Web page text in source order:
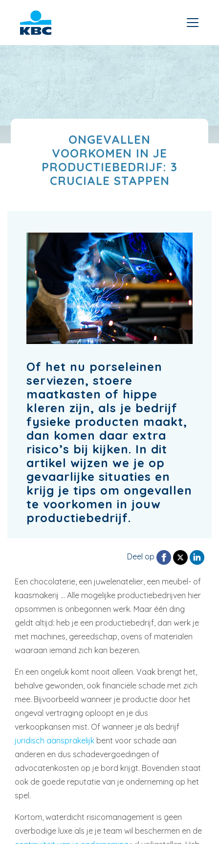
ONGEVALLEN
VOORKOMEN IN JE
PRODUCTIEBEDRIJF: 3
CRUCIALE STAPPEN
Of het nu porseleinen
serviezen, stoere
maatkasten of hippe
kleren zijn, als je bedrijf
fysieke producten maakt,
dan komen daar extra
risico’s bij kijken. In dit
artikel wijzen we je op
gevaarlijke situaties en
krijg je tips om ongevallen
te voorkomen in jouw
productiebedrijf.
Deel op
Een chocolaterie, een juwelenatelier, een meubel- of
kaasmakerij … Alle mogelijke productiebedrijven hier
opsommen is onbegonnen werk. Maar één ding
geldt altijd: heb je een productiebedrijf, dan werk je
met machines, gereedschap, ovens of materialen
waaraan iemand zich kan bezeren.
En een ongeluk komt nooit alleen. Vaak brengt het,
behalve gewonden, ook financiële schade met zich
mee. Bijvoorbeeld wanneer je productie door het
ongeval vertraging oploopt en je dus
verkoopkansen mist. Of wanneer je als bedrijf
juridisch aansprakelijk bent voor schade aan
anderen en dus schadevergoedingen of
advocatenkosten op je bord krijgt. Bovendien staat
ook de goede reputatie van je onderneming op het
spel.
Kortom, waterdicht risicomanagement is geen
overbodige luxe als je je team wil beschermen en de